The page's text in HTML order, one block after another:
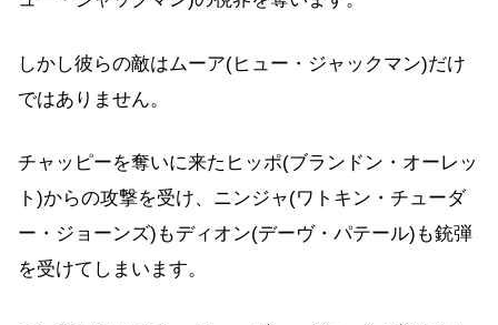
しかし彼らの敵はムーア(ヒュー・ジャックマン)だけ
ではありません。
チャッピーを奪いに来たヒッポ(ブランドン・オーレッ
ト)からの攻撃を受け、ニンジャ(ワトキン・チューダ
ー・ジョーンズ)もディオン(デーヴ・パテール)も銃弾
を受けてしまいます。